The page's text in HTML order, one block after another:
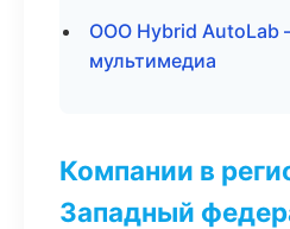
ООО Hybrid AutoLab
мультимедиа
Компании в
Западный